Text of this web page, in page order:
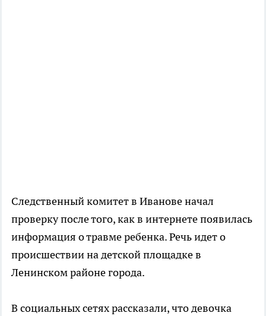
Следственный комитет в Иванове начал
проверку после того, как в интернете появилась
информация о травме ребенка. Речь идет о
происшествии на детской площадке в
Ленинском районе города.
В социальных сетях рассказали, что девочка